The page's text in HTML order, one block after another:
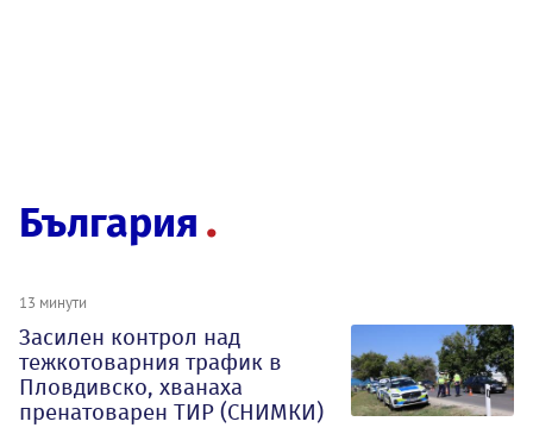
България
13 минути
Засилен контрол над
тежкотоварния трафик в
Пловдивско, хванаха
пренатоварен ТИР (СНИМКИ)